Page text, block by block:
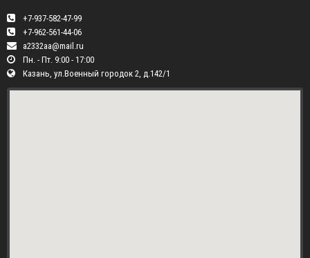
+7-937-582-47-99
+7-962-561-44-06
a2332aa@mail.ru
Пн. - Пт. 9:00 - 17:00
Казань, ул.Военный городок 2, д.142/1